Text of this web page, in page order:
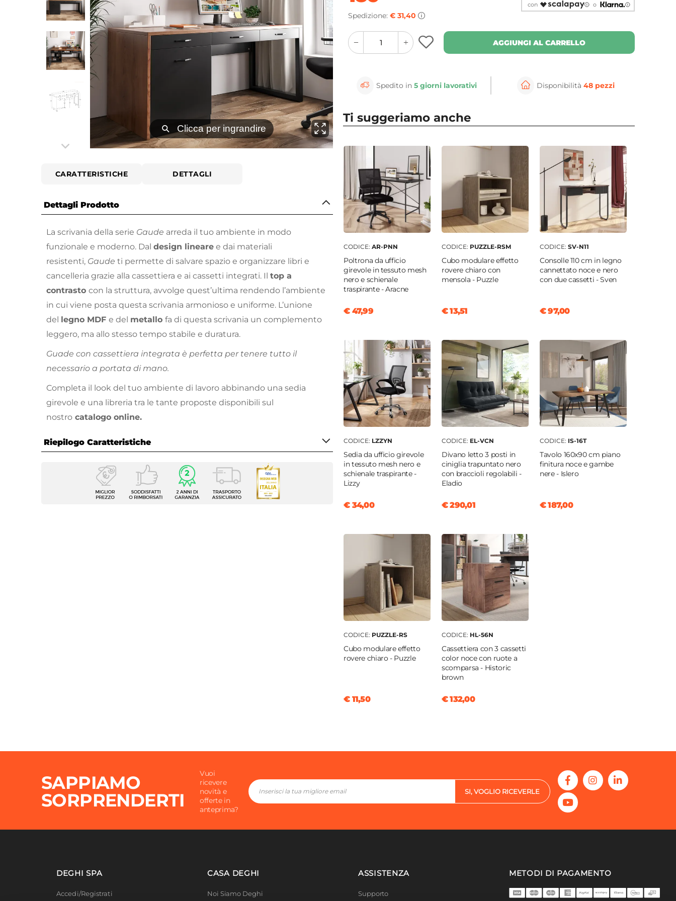
⚲ Clicca per ingrandire ⚲ Clicca per ingrandire
CARATTERISTICHE DETTAGLI
Dettagli Prodotto
La scrivania della serie Gaude arreda il tuo ambiente in modo
funzionale e moderno. Dal design lineare e dai materiali
resistenti, Gaude ti permette di salvare spazio e organizzare libri e
cancelleria grazie alla cassettiera e ai cassetti integrati. Il top a
contrasto con la struttura, avvolge quest’ultima rendendo l’ambiente
in cui viene posta questa scrivania armonioso e uniforme. L’unione
del
legno MDF e del metallo fa di questa scrivania un complemento
leggero, ma allo stesso tempo stabile e duratura.
Guade con cassettiera integrata è perfetta per tenere tutto il
necessario a portata di mano.
Completa il look del tuo ambiente di lavoro abbinando una sedia
girevole e una libreria tra le tante proposte disponibili sul
nostro catalogo online.
Riepilogo Caratteristiche
Caratteristiche
Scrivania
Gaude
Spedizione: € 31,40
con
o
quantity
button
quantity
minus
button
AGGIUNGI AL CARRELLO
Spedito in5 giorni lavorativi Disponibilità 48 pezzi
Ti suggeriamo anche
CODICE: AR-PNN
Poltrona da ufficio
girevole in tessuto mesh
nero e schienale
traspirante - Aracne
€ 47,99
CODICE: PUZZLE-RSM
Cubo modulare effetto
rovere chiaro con
mensola - Puzzle
€ 13,51
CODICE: SV-N11
Consolle 110 cm in legno
cannettato noce e nero
con due cassetti - Sven
€ 97,00
CODICE: LZZYN
Sedia da ufficio girevole
in tessuto mesh nero e
schienale traspirante -
Lizzy
€ 34,00
CODICE: EL-VCN
Divano letto 3 posti in
ciniglia trapuntato nero
con braccioli regolabili -
Eladio
€ 290,01
CODICE: IS-16T
Tavolo 160x90 cm piano
finitura noce e gambe
nere - Islero
€ 187,00
CODICE: PUZZLE-RS
Cubo modulare effetto
rovere chiaro - Puzzle
€ 11,50
CODICE: HL-56N
Cassettiera con 3 cassetti
color noce con ruote a
scomparsa - Historic
brown
€ 132,00
SAPPIAMO
SORPRENDERTI
Vuoi
ricevere
novità e
offerte in
anteprima?
SI, VOGLIO RICEVERLE
DEGHI SPA
Accedi/Registrati
CASA DEGHI
Noi Siamo Deghi
ASSISTENZA
Supporto
METODI DI PAGAMENTO